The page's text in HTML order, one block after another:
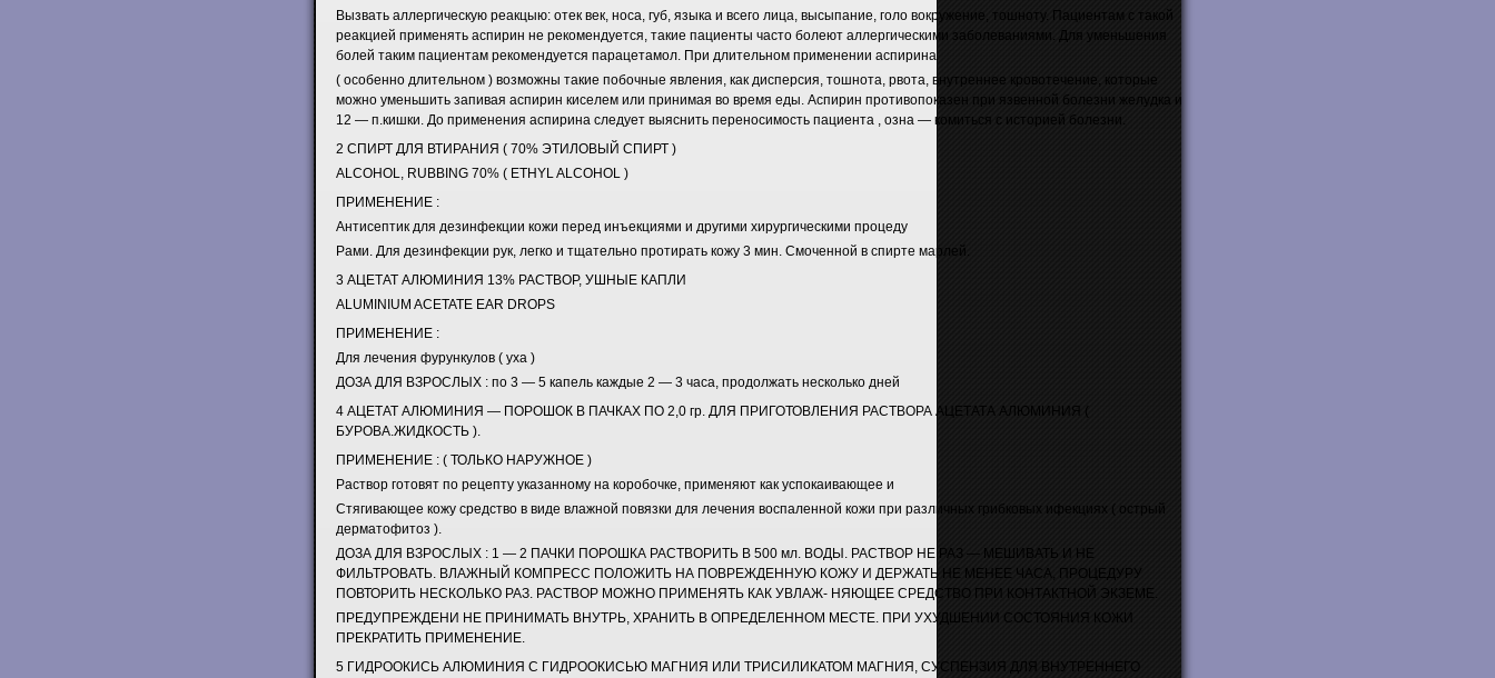
Вызвать аллергическую реакцыю: отек век, носа, губ, языка и всего лица, высыпание, голо вокружение, тошноту. Пациентам с такой
реакцией применять аспирин не рекомендуется, такие пациенты часто болеют аллергическими заболеваниями. Для уменьшения
болей таким пациентам рекомендуется парацетамол. При длительном применении аспирина
( особенно длительном ) возможны такие побочные явления, как дисперсия, тошнота, рвота, внутреннее кровотечение, которые
можно уменьшить запивая аспирин киселем или принимая во время еды. Аспирин противопоказен при язвенной болезни желудка и
12 — п.кишки. До применения аспирина следует выяснить переносимость пациента , озна — комиться с историей болезни.
2 СПИРТ ДЛЯ ВТИРАНИЯ ( 70% ЭТИЛОВЫЙ СПИРТ )
ALCOHOL, RUBBING 70% ( ETHYL ALCOHOL )
ПРИМЕНЕНИЕ :
Антисептик для дезинфекции кожи перед инъекциями и другими хирургическими процеду
Рами. Для дезинфекции рук, легко и тщательно протирать кожу 3 мин. Смоченной в спирте марлей.
3 АЦЕТАТ АЛЮМИНИЯ 13% РАСТВОР, УШНЫЕ КАПЛИ
ALUMINIUM ACETATE EAR DROPS
ПРИМЕНЕНИЕ :
Для лечения фурункулов ( уха )
ДОЗА ДЛЯ ВЗРОСЛЫХ : по 3 — 5 капель каждые 2 — 3 часа, продолжать несколько дней
4 АЦЕТАТ АЛЮМИНИЯ — ПОРОШОК В ПАЧКАХ ПО 2,0 гр. ДЛЯ ПРИГОТОВЛЕНИЯ РАСТВОРА АЦЕТАТА АЛЮМИНИЯ (
БУРОВА.ЖИДКОСТЬ ).
ПРИМЕНЕНИЕ : ( ТОЛЬКО НАРУЖНОЕ )
Раствор готовят по рецепту указанному на коробочке, применяют как успокаивающее и
Стягивающее кожу средство в виде влажной повязки для лечения воспаленной кожи при различных грибковых ифекциях ( острый
дерматофитоз ).
ДОЗА ДЛЯ ВЗРОСЛЫХ : 1 — 2 ПАЧКИ ПОРОШКА РАСТВОРИТЬ В 500 мл. ВОДЫ. РАСТВОР НЕ РАЗ — МЕШИВАТЬ И НЕ
ФИЛЬТРОВАТЬ. ВЛАЖНЫЙ КОМПРЕСС ПОЛОЖИТЬ НА ПОВРЕЖДЕННУЮ КОЖУ И ДЕРЖАТЬ НЕ МЕНЕЕ ЧАСА, ПРОЦЕДУРУ
ПОВТОРИТЬ НЕСКОЛЬКО РАЗ. РАСТВОР МОЖНО ПРИМЕНЯТЬ КАК УВЛАЖ- НЯЮЩЕЕ СРЕДСТВО ПРИ КОНТАКТНОЙ ЭКЗЕМЕ.
ПРЕДУПРЕЖДЕНИ НЕ ПРИНИМАТЬ ВНУТРЬ, ХРАНИТЬ В ОПРЕДЕЛЕННОМ МЕСТЕ. ПРИ УХУДШЕНИИ СОСТОЯНИЯ КОЖИ
ПРЕКРАТИТЬ ПРИМЕНЕНИЕ.
5 ГИДРООКИСЬ АЛЮМИНИЯ С ГИДРООКИСЬЮ МАГНИЯ ИЛИ ТРИСИЛИКАТОМ МАГНИЯ, СУСПЕНЗИЯ ДЛЯ ВНУТРЕННЕГО